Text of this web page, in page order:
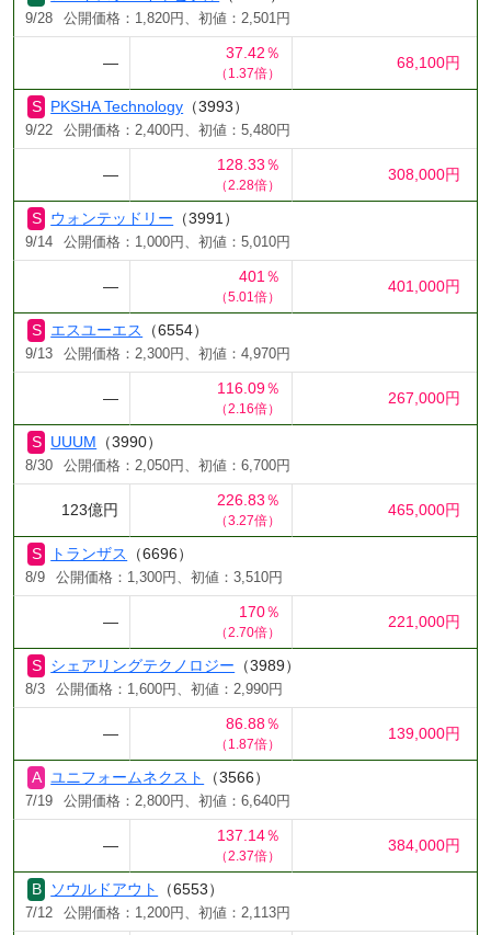
9/28 公開価格：1,820円、初値：2,501円
―
37.42％
（1.37倍）
68,100円
PKSHA Technology （3993）
9/22 公開価格：2,400円、初値：5,480円
―
128.33％
（2.28倍）
308,000円
ウォンテッドリー （3991）
9/14 公開価格：1,000円、初値：5,010円
―
401％
（5.01倍）
401,000円
エスユーエス （6554）
9/13 公開価格：2,300円、初値：4,970円
―
116.09％
（2.16倍）
267,000円
UUUM （3990）
8/30 公開価格：2,050円、初値：6,700円
123億円
226.83％
（3.27倍）
465,000円
トランザス （6696）
8/9 公開価格：1,300円、初値：3,510円
―
170％
（2.70倍）
221,000円
シェアリングテクノロジー （3989）
8/3 公開価格：1,600円、初値：2,990円
―
86.88％
（1.87倍）
139,000円
ユニフォームネクスト （3566）
7/19 公開価格：2,800円、初値：6,640円
―
137.14％
（2.37倍）
384,000円
ソウルドアウト （6553）
7/12 公開価格：1,200円、初値：2,113円